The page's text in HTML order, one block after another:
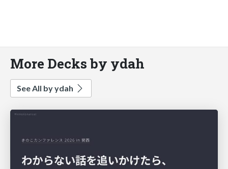
More Decks by ydah
See All by ydah